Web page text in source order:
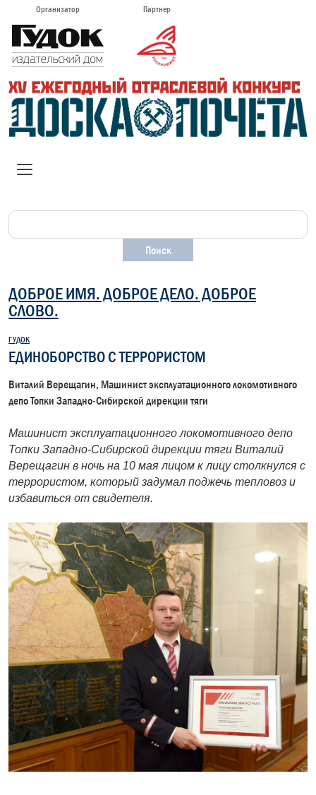
Организатор Партнер
ДОБРОЕ ИМЯ. ДОБРОЕ ДЕЛО. ДОБРОЕ
СЛОВО.
ГУДОК
ЕДИНОБОРСТВО С ТЕРРОРИСТОМ
Виталий Верещагин, Машинист эксплуатационного локомотивного
депо Топки Западно-Сибирской дирекции тяги
Машинист эксплуатационного локомотивного депо
Топки Западно-Сибирской дирекции тяги Виталий
Верещагин в ночь на 10 мая лицом к лицу столкнулся с
террористом, который задумал поджечь тепловоз и
избавиться от свидетеля.